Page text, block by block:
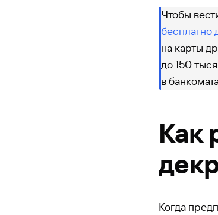
Чтобы
бесплатно
на карты
до 150
в
Как
Когда